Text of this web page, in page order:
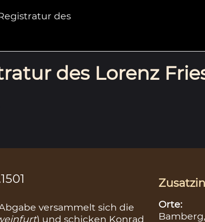
des
des Lorenz
versammelt sich die
) und schicken Konrad
Orte:
Bamberg,